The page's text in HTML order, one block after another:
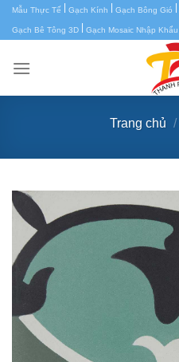
Chuyển
đến
dung
Mẫu Thực Tế Gạch Kính Gạch Bông Gió
Gạch Bê Tông 3D Gạch Mosaic Nhập Khẩu
Trang chủ /